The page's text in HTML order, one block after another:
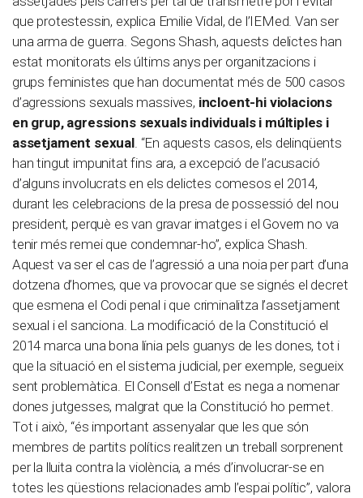
que protestessin, explica Emilie Vidal, de l’IEMed. Van ser
una arma de guerra. Segons Shash, aquests delictes han
estat monitorats els últims anys per organitzacions i
grups feministes que han documentat més de 500 casos
d’agressions sexuals massives, incloent-hi violacions
en grup, agressions sexuals individuals i múltiples i
assetjament sexual. “En aquests casos, els delinqüents
han tingut impunitat fins ara, a excepció de l’acusació
d’alguns involucrats en els delictes comesos el 2014,
durant les celebracions de la presa de possessió del nou
president, perquè es van gravar imatges i el Govern no va
tenir més remei que condemnar-ho”, explica Shash.
Aquest va ser el cas de l’agressió a una noia per part d’una
dotzena d’homes, que va provocar que se signés el decret
que esmena el Codi penal i que criminalitza l’assetjament
sexual i el sanciona. La modificació de la Constitució el
2014 marca una bona línia pels guanys de les dones, tot i
que la situació en el sistema judicial, per exemple, segueix
sent problemàtica. El Consell d’Estat es nega a nomenar
dones jutgesses, malgrat que la Constitució ho permet.
Tot i això, “és important assenyalar que les que són
membres de partits polítics realitzen un treball sorprenent
per la lluita contra la violència, a més d’involucrar-se en
totes les qüestions relacionades amb l’espai polític”, valora